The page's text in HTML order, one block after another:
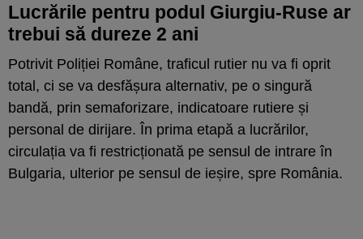
Lucrările pentru podul Giurgiu-Ruse ar
trebui să dureze 2 ani
Potrivit Poliției Române, traficul rutier nu va fi oprit
total, ci se va desfășura alternativ, pe o singură
bandă, prin semaforizare, indicatoare rutiere și
personal de dirijare. În prima etapă a lucrărilor,
circulația va fi restricționată pe sensul de intrare în
Bulgaria, ulterior pe sensul de ieșire, spre România.